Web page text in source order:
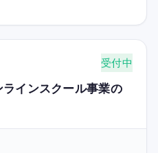
受付中
ラインスクール事業の